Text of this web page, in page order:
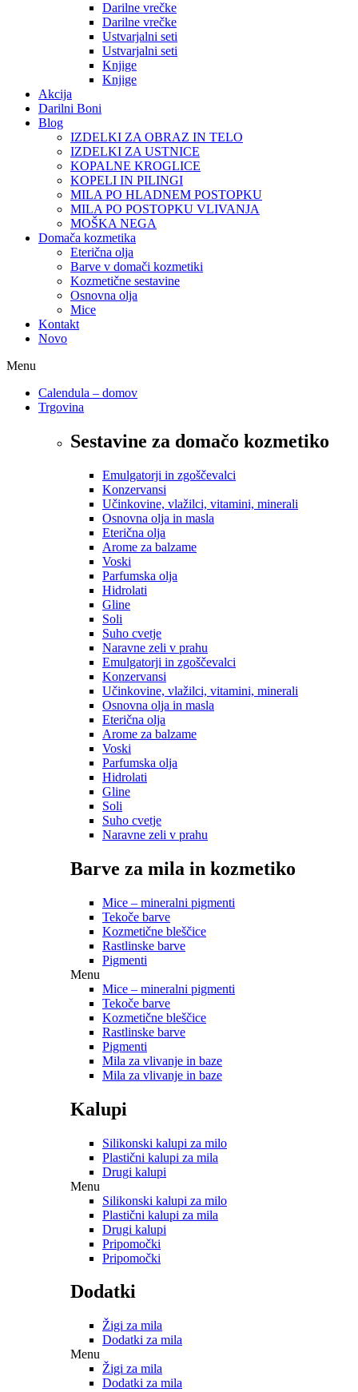
Darilne vrečke
Darilne vrečke
Ustvarjalni seti
Ustvarjalni seti
Knjige
Knjige
Akcija
Darilni Boni
Blog
IZDELKI ZA OBRAZ IN TELO
IZDELKI ZA USTNICE
KOPALNE KROGLICE
KOPELI IN PILINGI
MILA PO HLADNEM POSTOPKU
MILA PO POSTOPKU VLIVANJA
MOŠKA NEGA
Domača kozmetika
Eterična olja
Barve v domači kozmetiki
Kozmetične sestavine
Osnovna olja
Mice
Kontakt
Novo
Menu
Calendula – domov
Trgovina
Sestavine za domačo kozmetiko
Emulgatorji in zgoščevalci
Konzervansi
Učinkovine, vlažilci, vitamini, minerali
Osnovna olja in masla
Eterična olja
Arome za balzame
Voski
Parfumska olja
Hidrolati
Gline
Soli
Suho cvetje
Naravne zeli v prahu
Emulgatorji in zgoščevalci
Konzervansi
Učinkovine, vlažilci, vitamini, minerali
Osnovna olja in masla
Eterična olja
Arome za balzame
Voski
Parfumska olja
Hidrolati
Gline
Soli
Suho cvetje
Naravne zeli v prahu
Barve za mila in kozmetiko
Mice – mineralni pigmenti
Tekoče barve
Kozmetične bleščice
Rastlinske barve
Pigmenti
Menu
Mice – mineralni pigmenti
Tekoče barve
Kozmetične bleščice
Rastlinske barve
Pigmenti
Mila za vlivanje in baze
Mila za vlivanje in baze
Kalupi
Silikonski kalupi za milo
Plastični kalupi za mila
Drugi kalupi
Menu
Silikonski kalupi za milo
Plastični kalupi za mila
Drugi kalupi
Pripomočki
Pripomočki
Dodatki
Žigi za mila
Dodatki za mila
Menu
Žigi za mila
Dodatki za mila